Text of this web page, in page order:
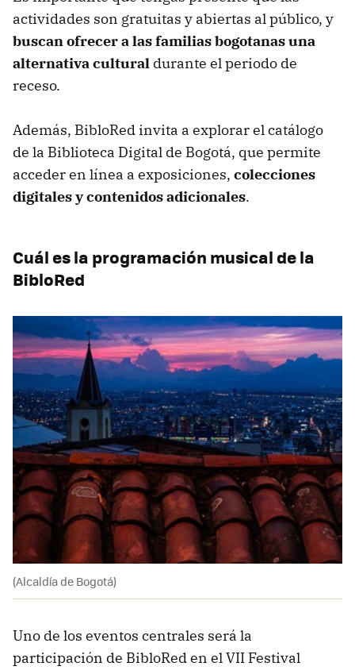
actividades son gratuitas y abiertas al público, y
buscan ofrecer a las familias bogotanas una
alternativa cultural durante el periodo de
receso.
Además, BibloRed invita a explorar el catálogo
de la Biblioteca Digital de Bogotá, que permite
acceder en línea a exposiciones, colecciones
digitales y contenidos adicionales.
Cuál es la programación musical de la
BibloRed
(Alcaldía de Bogotá)
Uno de los eventos centrales será la
participación de BibloRed en el VII Festival